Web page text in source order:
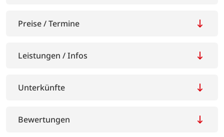
Preise / Termine
Leistungen / Infos
Unterkünfte
Bewertungen